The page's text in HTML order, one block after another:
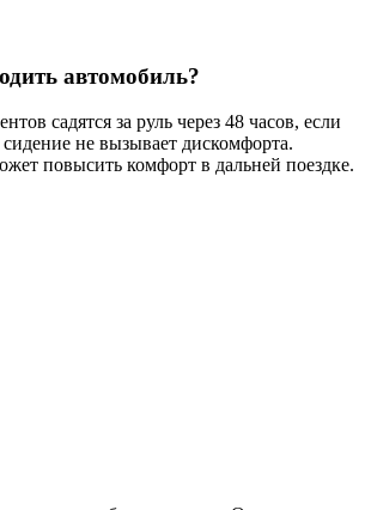
автомобиль?
садятся за руль через 48 часов, если
не вызывает дискомфорта.
повысить комфорт в дальней поездке.